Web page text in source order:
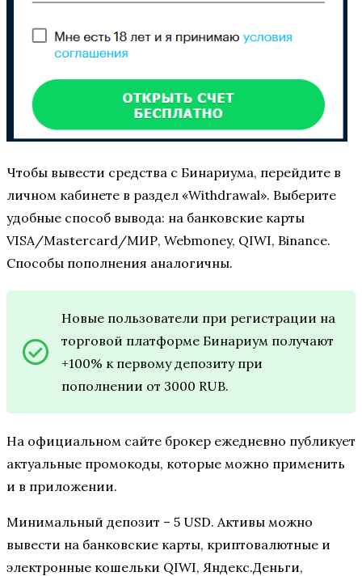
Чтобы вывести средства с Бинариума, перейдите в
личном кабинете в раздел «Withdrawal». Выберите
удобные способ вывода: на банковские карты
VISA/Mastercard/МИР, Webmoney, QIWI, Binance.
Способы пополнения аналогичны.
Новые пользователи при регистрации на
торговой платформе Бинариум получают
+100% к первому депозиту при
пополнении от 3000 RUB.
На официальном сайте брокер ежедневно публикует
актуальные промокоды, которые можно применить
и в приложении.
Минимальный депозит – 5 USD. Активы можно
вывести на банковские карты, криптовалютные и
электронные кошельки QIWI, Яндекс.Деньги,